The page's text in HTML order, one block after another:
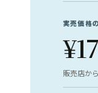
実売価格
販売店か